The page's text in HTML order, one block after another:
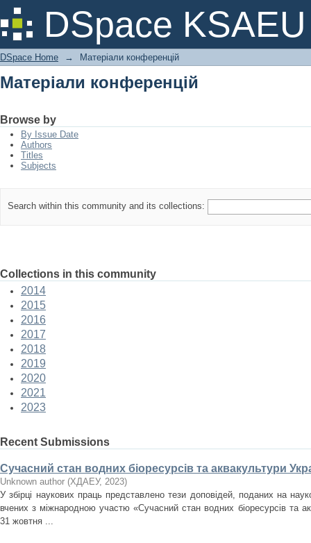
DSpace KSAEU
Матеріали конференцій
DSpace Home → Матеріали конференцій
Матеріали конференцій
Browse by
By Issue Date
Authors
Titles
Subjects
Search within this community and its collections:
Collections in this community
2014
2015
2016
2017
2018
2019
2020
2021
2023
Recent Submissions
Сучасний стан водних біоресурсів та аквакультури
Unknown author (ХДАЕУ, 2023)
У збірці наукових праць представлено тези доповідей, поданих на
вчених з міжнародною участю «Сучасний стан водних біоресурсів та
31 жовтня ...